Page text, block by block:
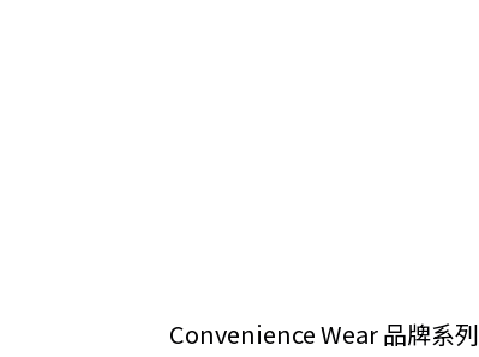
Convenience Wear 品牌系列